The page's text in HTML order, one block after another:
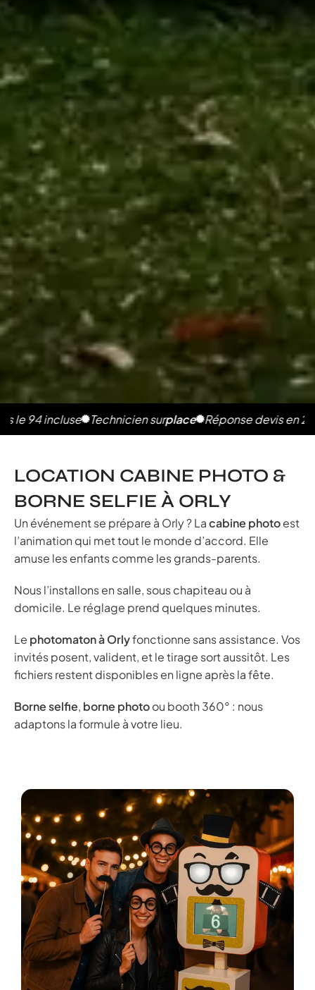
incluse Technicien surplace Réponse devis en 2h
LOCATION CABINE PHOTO &
BORNE SELFIE À ORLY
Un événement se prépare à Orly ? Lacabine photoest
l’animation qui met tout le monde d’accord. Elle
amuse les enfants comme les grands-parents.
Nous l’installons en salle, sous chapiteau ou à
domicile. Le réglage prend quelques minutes.
Le photomaton à Orlyfonctionne sans assistance. Vos
invités posent, valident, et le tirage sort aussitôt. Les
fichiers restent disponibles en ligne après la fête.
Borne selfie, borne photoou booth 360° : nous
adaptons la formule à votre lieu.